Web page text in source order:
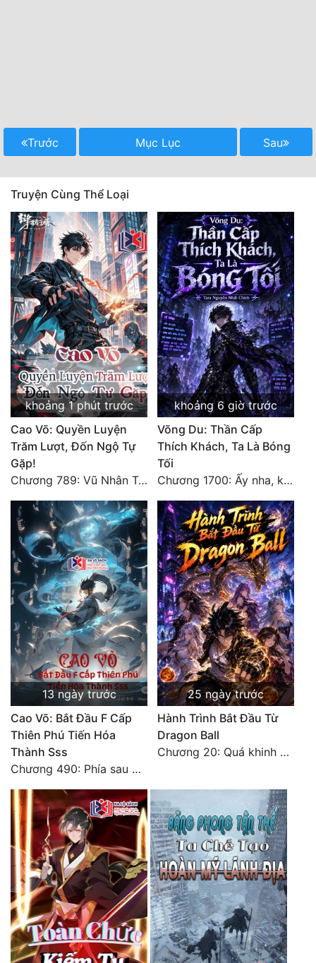
Trước Mục Lục Sau
Truyện Cùng Thể Loại
khoảng 1 phút trước
Cao Võ: Quyền Luyện
Trăm Lượt, Đốn Ngộ Tự
Gặp!
Chương 789: Vũ Nhân Tộc niềm vui ngoài ý muốn (2)
khoảng 6 giờ trước
Võng Du: Thần Cấp
Thích Khách, Ta Là Bóng
Tối
Chương 1700: Ấy nha, không có chuyện gì!
13 ngày trước
Cao Võ: Bắt Đầu F Cấp
Thiên Phú Tiến Hóa
Thành Sss
Chương 490: Phía sau màn hắc thủ!
25 ngày trước
Hành Trình Bắt Đầu Từ
Dragon Ball
Chương 20: Quá khinh người